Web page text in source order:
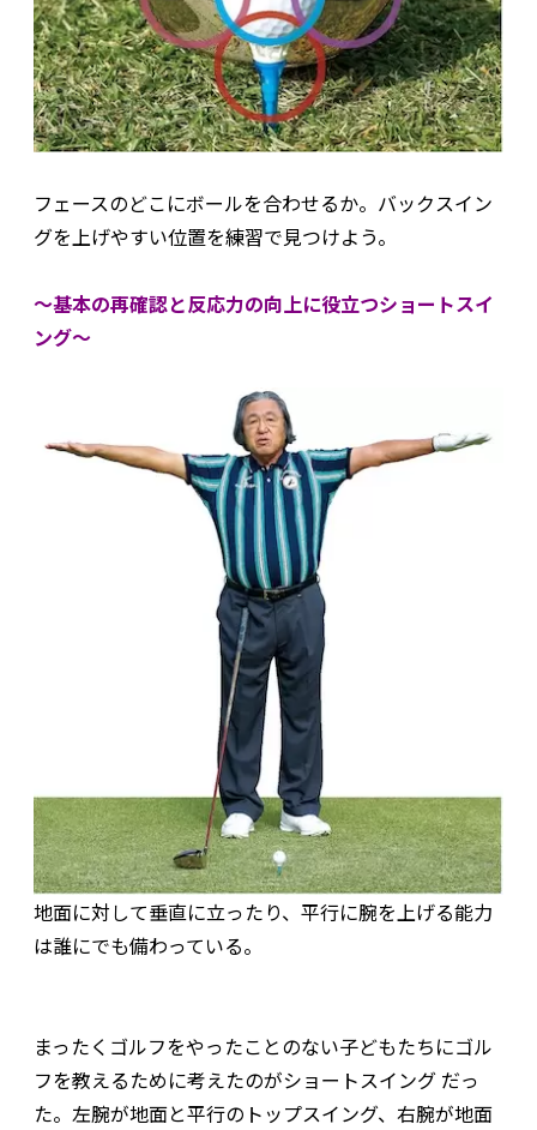
フェースのどこにボールを合わせるか。バックスイン
グを上げやすい位置を練習で見つけよう。
〜基本の再確認と反応力の向上に役立つショートスイ
ング〜
地面に対して垂直に立ったり、平行に腕を上げる能力
は誰にでも備わっている。
まったくゴルフをやったことのない子どもたちにゴル
フを教えるために考えたのがショートスイング だっ
た。左腕が地面と平行のトップスイング、右腕が地面